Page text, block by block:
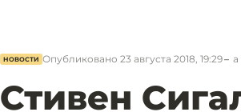
НОВОСТИ Опубликовано 23 августа 2018, 19:29 a
Стивен